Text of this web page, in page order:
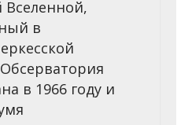
в
в 1966 году и